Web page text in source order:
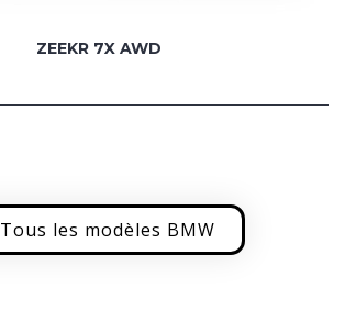
ZEEKR 7X AWD
Tous les modèles BMW